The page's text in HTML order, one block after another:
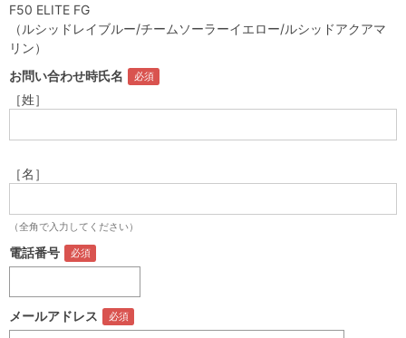
F50 ELITE FG
（ルシッドレイブルー/チームソーラーイエロー/ルシッドアクアマ
リン）
お問い合わせ時氏名
［姓］
［名］
（全角で入力してください）
電話番号
メールアドレス